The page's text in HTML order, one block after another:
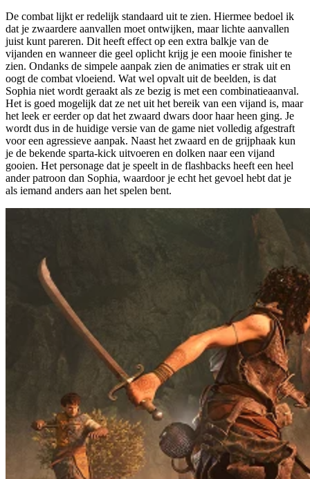
De combat lijkt er redelijk standaard uit te zien. Hiermee bedoel ik
dat je zwaardere aanvallen moet ontwijken, maar lichte aanvallen
juist kunt pareren. Dit heeft effect op een extra balkje van de
vijanden en wanneer die geel oplicht krijg je een mooie finisher te
zien. Ondanks de simpele aanpak zien de animaties er strak uit en
oogt de combat vloeiend. Wat wel opvalt uit de beelden, is dat
Sophia niet wordt geraakt als ze bezig is met een combinatieaanval.
Het is goed mogelijk dat ze net uit het bereik van een vijand is, maar
het leek er eerder op dat het zwaard dwars door haar heen ging. Je
wordt dus in de huidige versie van de game niet volledig afgestraft
voor een agressieve aanpak. Naast het zwaard en de grijphaak kun
je de bekende sparta-kick uitvoeren en dolken naar een vijand
gooien. Het personage dat je speelt in de flashbacks heeft een heel
ander patroon dan Sophia, waardoor je echt het gevoel hebt dat je
als iemand anders aan het spelen bent.